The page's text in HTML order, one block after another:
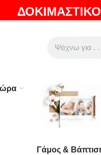
ΜΑΣ | EXPRESS
Γάμος &